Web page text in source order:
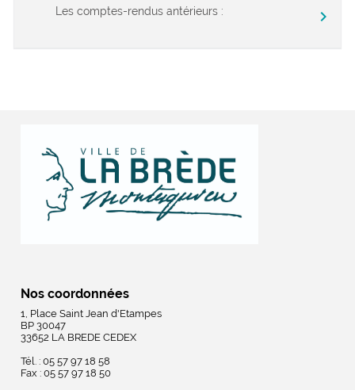
Les comptes-rendus antérieurs :
chevron_right
Nos coordonnées
1, Place Saint Jean d'Etampes
BP 30047
33652 LA BREDE CEDEX
Tél. : 05 57 97 18 58
Fax : 05 57 97 18 50